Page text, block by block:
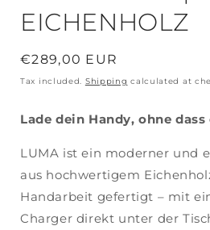
EICHENHOLZ
Regular
price
€289,00 EUR
Tax included. Shipping calculated at
Lade dein Handy, ohne
LUMA ist ein moderner und
aus hochwertigem
Handarbeit gefertigt – mit
Charger direkt unter der